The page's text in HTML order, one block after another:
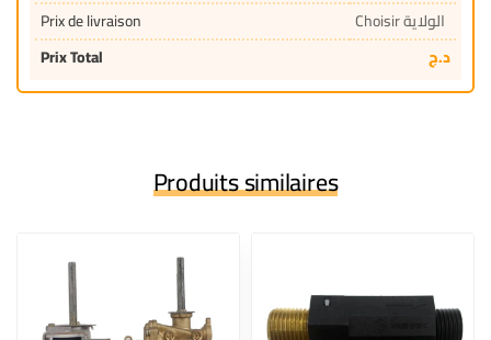
Prix de livraison
Choisir الولاية
Prix Total
د.ج
Produits similaires